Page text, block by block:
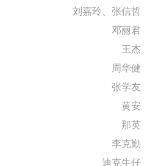
刘嘉玲、张信哲
邓丽君
王杰
周华健
张学友
黄安
那英
李克勤
迪克牛仔